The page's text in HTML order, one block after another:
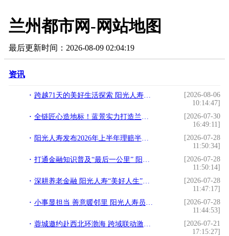
兰州都市网-网站地图
最后更新时间：2026-08-09 02:04:19
资讯
跨越71天的美好生活探索 阳光人寿2026年客户节圆满收官
[2026-08-06
10:14:47]
全链匠心造地标！蓝景实力打造兰州1066㎡户外巨幕
[2026-07-30
16:49:11]
阳光人寿发布2026年上半年理赔半年报：赔付总金额达20.2亿元
[2026-07-28
11:50:34]
打通金融知识普及“最后一公里” 阳光人寿多地创新开展惠民科普活动
[2026-07-28
11:50:14]
深耕养老金融 阳光人寿“美好人生”荣膺《青岛市养老金融创新实践白皮书》亮点案例
[2026-07-28
11:47:17]
小事显担当 善意暖邻里 阳光人寿员工以微光传大爱践行“爱与责任”
[2026-07-28
11:44:53]
蓉城邀约赴西北环渤海 跨域联动激活暑期文旅——成都文旅暑期推介活动
[2026-07-21
17:15:27]